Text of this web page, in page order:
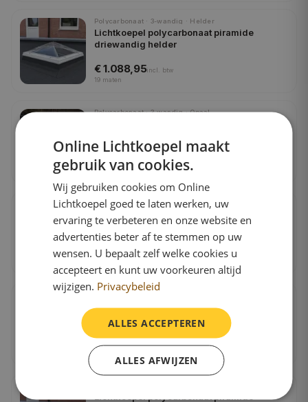
Polycarbonaat · 3-wandig · Helder
Lichtkoepel polycarbonaat piramide
driewandig helder
€ 1.088,95incl.
btw
19 maten
Polycarbonaat · 3-wandig · Opaal
€ 1.088,95incl. btw
19maten
Polycarbonaat · 1-wandig · Helder
Lichtkoepel polycarbonaat piramide
enkelwandig helder
€ 561,95incl.btw
maten
Polycarbonaat · 1-wandig · Opaal
Lichtkoepel polycarbonaat piramide
€ 561,95
Online Lichtkoepel maakt
gebruik van cookies.
Wij gebruiken cookies om Online
Lichtkoepel goed te laten werken, uw
ervaring te verbeteren en onze website en
advertenties beter af te stemmen op uw
wensen. U bepaalt zelf welke cookies u
accepteert en kunt uw voorkeuren altijd
wijzigen. Privacybeleid
ALLES ACCEPTEREN
ALLES AFWIJZEN